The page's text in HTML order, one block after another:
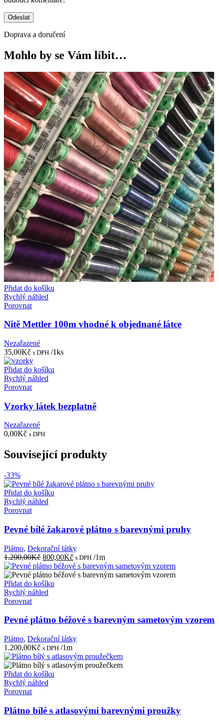
Doprava a doručení
Mohlo by se Vám líbit…
Přidat do košíku
Rychlý náhled
Porovnat
Nitě Mettler 100m vhodné k objednané látce
Nezařazené
35,00Kč s DPH /1ks
Přidat do košíku
Rychlý náhled
Porovnat
Vzorky látek bezplatně
Nezařazené
0,00Kč s DPH
Související produkty
-33%
Přidat do košíku
Rychlý náhled
Porovnat
Pevné bílé žakarové plátno s barevnými pruhy
Plátno, Dekorační látky
1.200,00Kč Původní
cena
byla:
1.200,00Kč.
800,00KčAktuální
cena
je:
s DPH /1m
Přidat do košíku
Rychlý náhled
Porovnat
Pevné plátno béžové s barevným sametovým vzorem
Plátno, Dekorační látky
1.200,00Kč s DPH /1m
Přidat do košíku
Rychlý náhled
Porovnat
Plátno bílé s atlasovými barevnými proužky